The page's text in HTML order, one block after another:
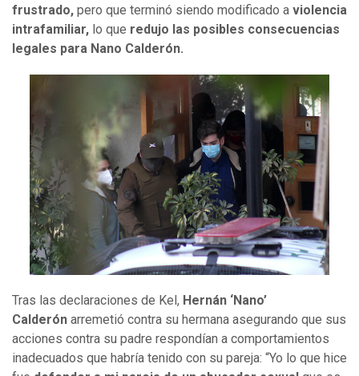
frustrado, pero que terminó siendo modificado a violencia
intrafamiliar, lo que redujo las posibles consecuencias
legales para Nano Calderón.
Tras las declaraciones de Kel, Hernán ‘Nano’
Calderón arremetió contra su hermana asegurando que sus
acciones contra su padre respondían a comportamientos
inadecuados que habría tenido con su pareja: “Yo lo que hice